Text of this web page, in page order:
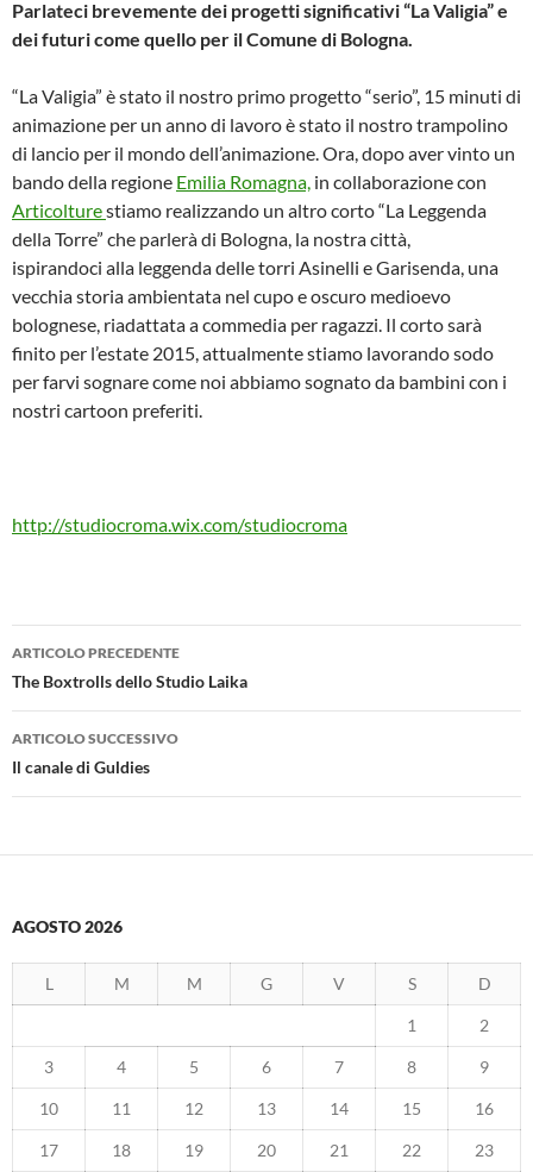
Parlateci brevemente dei progetti significativi “La Valigia” e
dei futuri come quello per il Comune di Bologna.
“La Valigia” è stato il nostro primo progetto “serio”, 15 minuti di
animazione per un anno di lavoro è stato il nostro trampolino
di lancio per il mondo dell’animazione. Ora, dopo aver vinto un
bando della regione Emilia Romagna, in collaborazione con
Articolturestiamo realizzando un altro corto “La Leggenda
della Torre” che parlerà di Bologna, la nostra città,
ispirandoci alla leggenda delle torri Asinelli e Garisenda, una
vecchia storia ambientata nel cupo e oscuro medioevo
bolognese, riadattata a commedia per ragazzi. Il corto sarà
finito per l’estate 2015, attualmente stiamo lavorando sodo
per farvi sognare come noi abbiamo sognato da bambini con i
nostri cartoon preferiti.
http://studiocroma.wix.com/studiocroma
Navigazione
articolo
ARTICOLO PRECEDENTE
The Boxtrolls dello Studio Laika
ARTICOLO SUCCESSIVO
Il canale di Guldies
AGOSTO 2026
L M M G V S D
1 2
3 4 5 6 7 8 9
10 11 12 13 14 15 16
17 18 19 20 21 22 23